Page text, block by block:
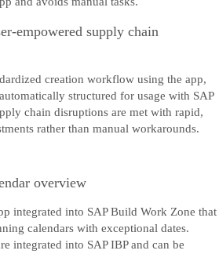
empowered supply chain
creation workflow using the app,
structured for usage with SAP
chain disruptions are met with rapid,
rather than manual workarounds.
overview
integrated into SAP Build Work Zone that
calendars with exceptional dates.
integrated into SAP IBP and can be